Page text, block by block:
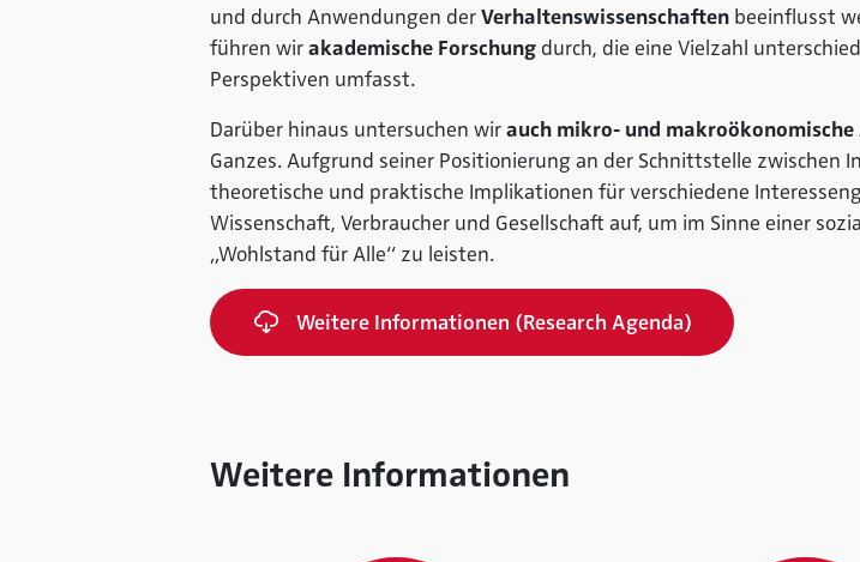
und durch Anwendungen derVerhaltenswissenschaften beeinflusst
führen wirakademische Forschung durch, die eine Vielzahl
Perspektiven umfasst.
Darüber hinaus untersuchen wirauch mikro- und
Ganzes. Aufgrund seiner Positionierung an der Schnittstelle zwischen
theoretische und praktische Implikationen für verschiedene
Wissenschaft, Verbraucher und Gesellschaft auf, um im Sinne einer
„Wohlstand für Alle“ zu leisten.
Weitere Informationen (Research Agenda)
Weitere Informationen